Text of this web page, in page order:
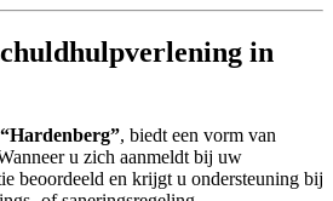
in
“Hardenberg”, biedt een vorm van
u zich aanmeldt bij uw
beoordeeld en krijgt u ondersteuning bij